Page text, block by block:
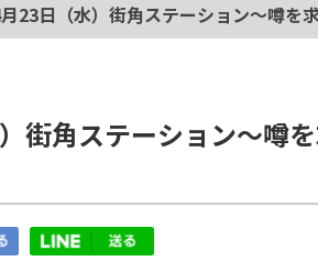
23日（水）街角ステーション～噂を
街角ステーション～噂